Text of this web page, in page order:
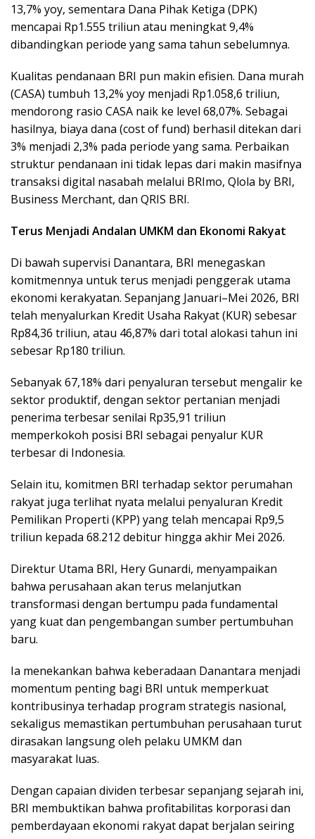
13,7% yoy, sementara Dana Pihak Ketiga (DPK)
mencapai Rp1.555 triliun atau meningkat 9,4%
dibandingkan periode yang sama tahun sebelumnya.
Kualitas pendanaan BRI pun makin efisien. Dana murah
(CASA) tumbuh 13,2% yoy menjadi Rp1.058,6 triliun,
mendorong rasio CASA naik ke level 68,07%. Sebagai
hasilnya, biaya dana (cost of fund) berhasil ditekan dari
3% menjadi 2,3% pada periode yang sama. Perbaikan
struktur pendanaan ini tidak lepas dari makin masifnya
transaksi digital nasabah melalui BRImo, Qlola by BRI,
Business Merchant, dan QRIS BRI.
Terus Menjadi Andalan UMKM dan Ekonomi Rakyat
Di bawah supervisi Danantara, BRI menegaskan
komitmennya untuk terus menjadi penggerak utama
ekonomi kerakyatan. Sepanjang Januari–Mei 2026, BRI
telah menyalurkan Kredit Usaha Rakyat (KUR) sebesar
Rp84,36 triliun, atau 46,87% dari total alokasi tahun ini
sebesar Rp180 triliun.
Sebanyak 67,18% dari penyaluran tersebut mengalir ke
sektor produktif, dengan sektor pertanian menjadi
penerima terbesar senilai Rp35,91 triliun
memperkokoh posisi BRI sebagai penyalur KUR
terbesar di Indonesia.
Selain itu, komitmen BRI terhadap sektor perumahan
rakyat juga terlihat nyata melalui penyaluran Kredit
Pemilikan Properti (KPP) yang telah mencapai Rp9,5
triliun kepada 68.212 debitur hingga akhir Mei 2026.
Direktur Utama BRI, Hery Gunardi, menyampaikan
bahwa perusahaan akan terus melanjutkan
transformasi dengan bertumpu pada fundamental
yang kuat dan pengembangan sumber pertumbuhan
baru.
Ia menekankan bahwa keberadaan Danantara menjadi
momentum penting bagi BRI untuk memperkuat
kontribusinya terhadap program strategis nasional,
sekaligus memastikan pertumbuhan perusahaan turut
dirasakan langsung oleh pelaku UMKM dan
masyarakat luas.
Dengan capaian dividen terbesar sepanjang sejarah ini,
BRI membuktikan bahwa profitabilitas korporasi dan
pemberdayaan ekonomi rakyat dapat berjalan seiring